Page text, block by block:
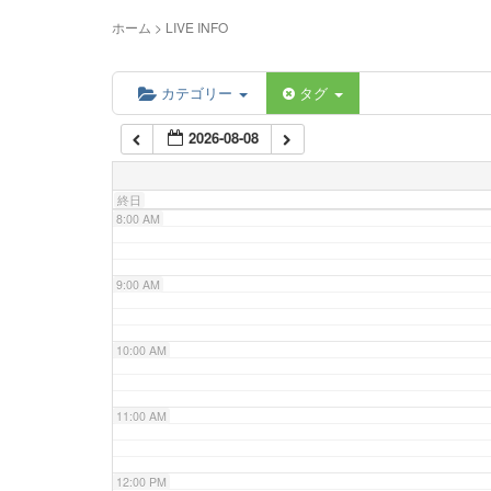
ホーム > LIVE INFO
カテゴリー タグ
2026-08-08
終日
5:00 AM
6:00 AM
7:00 AM
8:00 AM
9:00 AM
10:00 AM
11:00 AM
12:00 PM